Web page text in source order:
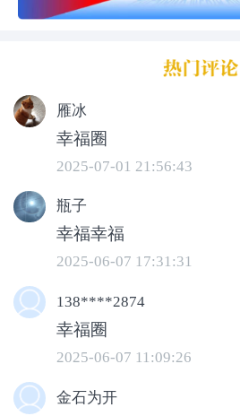
湖州市吴兴区织里镇乔
了联勤警务站，可能只
们就能够马上两省之间相
雁冰
幸福圈
2025-07-01 21:56:43
瓶子
幸福幸福
2025-06-07 17:31:31
138****2874
幸福圈
2025-06-07 11:09:26
金石为开